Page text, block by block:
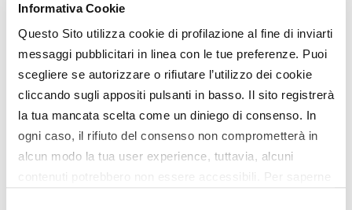
Informativa Cookie
Questo Sito utilizza cookie di profilazione al fine di inviarti
messaggi pubblicitari in linea con le tue preferenze. Puoi
scegliere se autorizzare o rifiutare l’utilizzo dei cookie
cliccando sugli appositi pulsanti in basso. Il sito registrerà
la tua mancata scelta come un diniego di consenso. In
ogni caso, il rifiuto del consenso non comprometterà in
alcun modo la tua user experience, tuttavia, alcuni
contenuti potrebbero non essere accessibili. Per saperne